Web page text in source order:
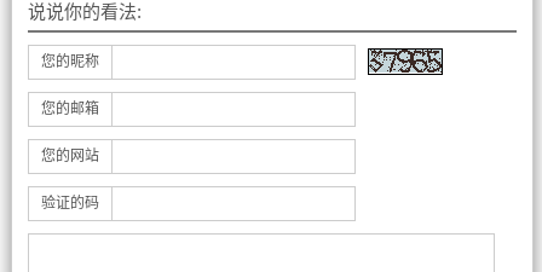
说说你的看法:
您的昵称
您的邮箱
您的网站
验证的码